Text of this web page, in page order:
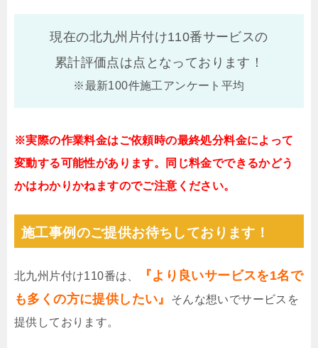
現在の北九州片付け110番サービスの
累計評価点は点となっております！
※最新100件施工アンケート平均
※実際の作業料金はご依頼時の最終処分料金によって
変動する可能性があります。同じ料金でできるかどう
かはわかりかねますのでご注意ください。
施工事例のご提供お待ちしております！
北九州片付け110番は、
『より良いサービスを1名で
も多くの方に提供したい』
そんな想いでサービスを
提供しております。